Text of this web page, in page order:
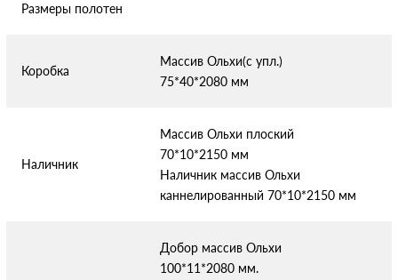
Размеры полотен
Коробка
Массив Ольхи(с упл.)
75*40*2080 мм
Наличник
Массив Ольхи плоский
70*10*2150 мм
Наличник массив Ольхи
каннелированный 70*10*2150 мм
Добор массив Ольхи
100*11*2080 мм.